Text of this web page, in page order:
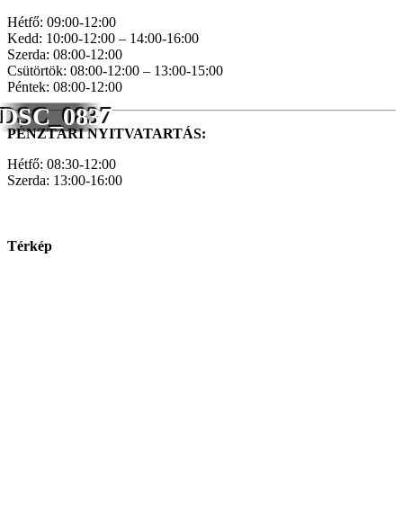
DSC_0837
Hétfő: 09:00-12:00
Kedd: 10:00-12:00 – 14:00-16:00
Szerda: 08:00-12:00
Csütörtök: 08:00-12:00 – 13:00-15:00
Péntek: 08:00-12:00
PÉNZTÁRI NYITVATARTÁS:
Hétfő: 08:30-12:00
Szerda: 13:00-16:00
Térkép